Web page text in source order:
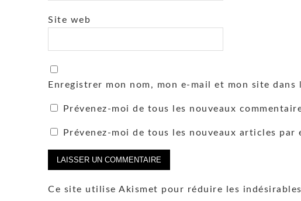
Site web
Enregistrer mon nom, mon e-mail et mon site
Prévenez-moi de tous les nouveaux
Prévenez-moi de tous les nouveaux articles par
Ce site utilise Akismet pour réduire les